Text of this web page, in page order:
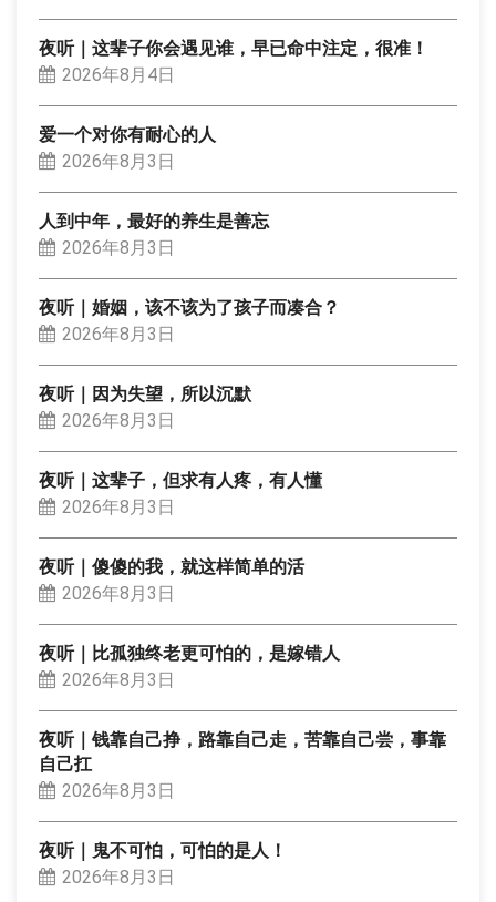
夜听｜这辈子你会遇见谁，早已命中注定，很准！
2026年8月4日
爱一个对你有耐心的人
2026年8月3日
人到中年，最好的养生是善忘
2026年8月3日
夜听｜婚姻，该不该为了孩子而凑合？
2026年8月3日
夜听｜因为失望，所以沉默
2026年8月3日
夜听｜这辈子，但求有人疼，有人懂
2026年8月3日
夜听｜傻傻的我，就这样简单的活
2026年8月3日
夜听｜比孤独终老更可怕的，是嫁错人
2026年8月3日
夜听｜钱靠自己挣，路靠自己走，苦靠自己尝，事靠
自己扛
2026年8月3日
夜听｜鬼不可怕，可怕的是人！
2026年8月3日